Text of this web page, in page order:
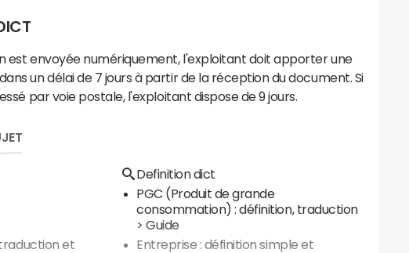
est envoyée numériquement, l'exploitant doit apporter une
dans un délai de 7 jours à partir de la réception du document. Si
par voie postale, l'exploitant dispose de 9 jours.
Definition dict
PGC (Produit de grande
consommation) : définition, traduction
> Guide
traduction et
Entreprise : définition simple et